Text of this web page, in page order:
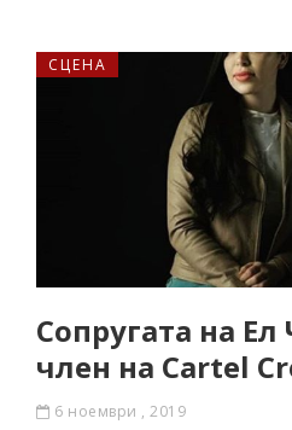
СЦЕНА
Сопругата на Ел
член на Cartel
6 ноември , 2019